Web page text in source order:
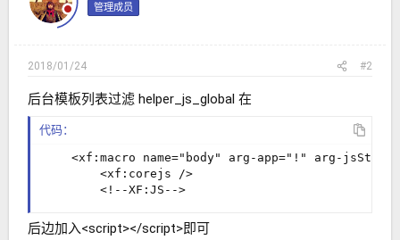
管理成员
2018/01/24 #2
后台模板列表过滤 helper_js_global 在
代码：
<xf:macro name="body" arg-app="!" arg-
    <xf:corejs />
    <!--XF:JS-->
后边加入<script></script>即可